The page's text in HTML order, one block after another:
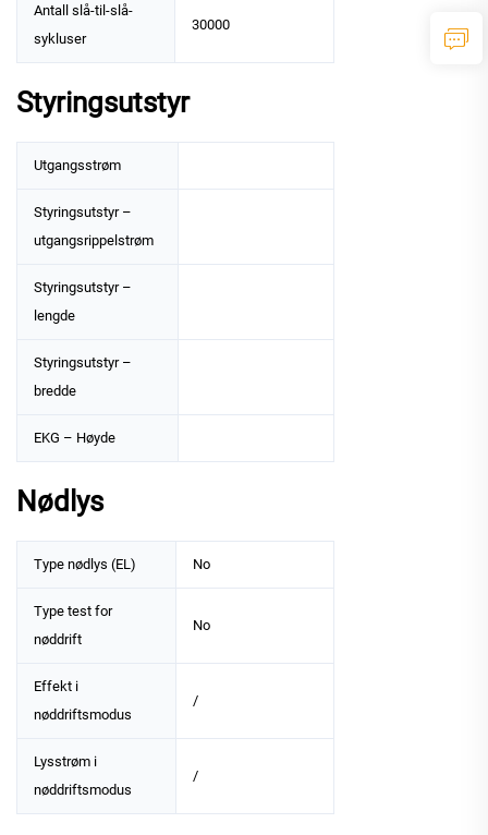
Antall slå-til-slå-
sykluser
30000
Styringsutstyr
Utgangsstrøm
Styringsutstyr –
utgangsrippelstrøm
Styringsutstyr –
lengde
Styringsutstyr –
bredde
EKG – Høyde
Nødlys
Type nødlys (EL) No
Type test for
nøddrift
No
Effekt i
nøddriftsmodus
/
Lysstrøm i
nøddriftsmodus
/